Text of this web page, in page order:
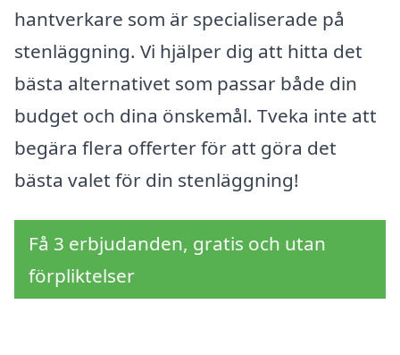
hantverkare som är specialiserade på
stenläggning. Vi hjälper dig att hitta det
bästa alternativet som passar både din
budget och dina önskemål. Tveka inte att
begära flera offerter för att göra det
bästa valet för din stenläggning!
Få 3 erbjudanden, gratis och utan
förpliktelser